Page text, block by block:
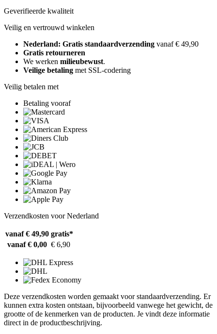
Geverifieerde kwaliteit
Veilig en vertrouwd winkelen
Nederland: Gratis standaardverzending vanaf € 49,90
Gratis retourneren
We werken milieubewust.
Veilige betaling met SSL-codering
Veilig betalen met
Betaling vooraf
Verzendkosten voor Nederland
vanaf € 49,90 gratis*
vanaf € 0,00 € 6,90
Deze verzendkosten worden gemaakt voor standaardverzending. Er
kunnen extra kosten ontstaan, bijvoorbeeld vanwege het gewicht, de
grootte of de kenmerken van de producten. Je vindt deze informatie
direct in de productbeschrijving.